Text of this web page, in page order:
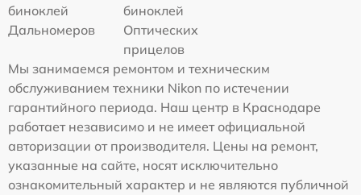
биноклей
биноклей
Дальномеров
Оптических
прицелов
Мы занимаемся ремонтом и техническим
обслуживанием техники Nikon по истечении
гарантийного периода. Наш центр в Краснодаре
работает независимо и не имеет официальной
авторизации от производителя. Цены на ремонт,
указанные на сайте, носят исключительно
ознакомительный характер и не являются публичной